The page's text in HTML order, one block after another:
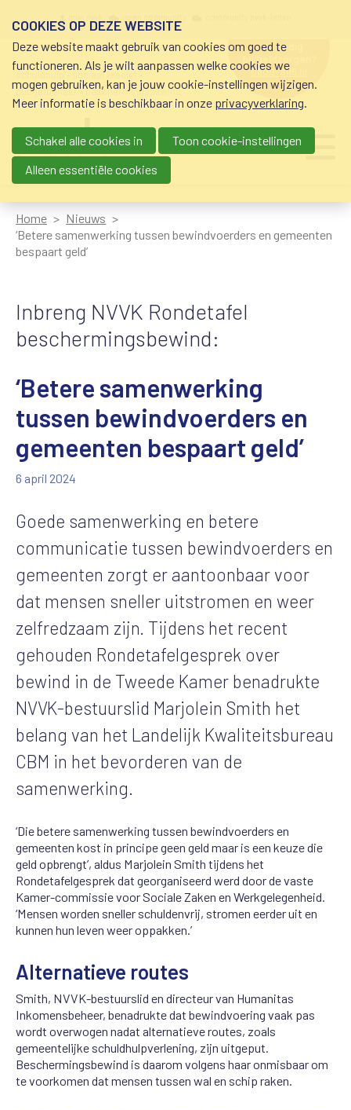
schuldhulp • sociaal krediet •
budgetbeheer • beschermingsbewind
hulp nodig
bij geldzorgen?
0800-8115.nl
Main navigation
Home
Nieuws
‘Betere samenwerking tussen bewindvoerders en gemeenten
bespaart geld’
Inbreng NVVK Rondetafel
beschermingsbewind:
‘Betere samenwerking
tussen bewindvoerders en
gemeenten bespaart geld’
6 april 2024
Goede samenwerking en betere
communicatie tussen bewindvoerders en
gemeenten zorgt er aantoonbaar voor
dat mensen sneller uitstromen en weer
zelfredzaam zijn. Tijdens het recent
gehouden Rondetafelgesprek over
bewind in de Tweede Kamer benadrukte
NVVK-bestuurslid Marjolein Smith het
belang van het Landelijk Kwaliteitsbureau
CBM in het bevorderen van de
samenwerking.
‘Die betere samenwerking tussen bewindvoerders en
gemeenten kost in principe geen geld maar is een keuze die
geld opbrengt’, aldus Marjolein Smith tijdens het
Rondetafelgesprek dat georganiseerd werd door de vaste
Kamer-commissie voor Sociale Zaken en Werkgelegenheid.
‘Mensen worden sneller schuldenvrij, stromen eerder uit en
kunnen hun leven weer oppakken.’
Alternatieve routes
Smith, NVVK-bestuurslid en directeur van Humanitas
Inkomensbeheer, benadrukte dat bewindvoering vaak pas
wordt overwogen nadat alternatieve routes, zoals
gemeentelijke schuldhulpverlening, zijn uitgeput.
Beschermingsbewind is daarom volgens haar onmisbaar om
te voorkomen dat mensen tussen wal en schip raken.
COOKIES OP DEZE WEBSITE
Deze website maakt gebruik van cookies om goed te
functioneren. Als je wilt aanpassen welke cookies we
mogen gebruiken, kan je jouw cookie-instellingen wijzigen.
Meer informatie is beschikbaar in onze privacyverklaring.
Schakel alle cookies in
Toon cookie-instellingen
Alleen essentiële cookies